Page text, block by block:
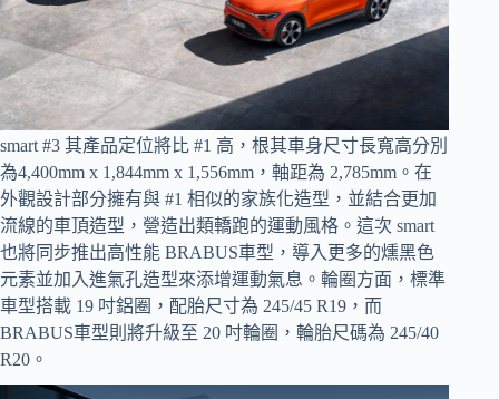
smart #3 其產品定位將比 #1 高，根其車身尺寸長寬高分別
為4,400mm x 1,844mm x 1,556mm，軸距為 2,785mm。在
外觀設計部分擁有與 #1 相似的家族化造型，並結合更加
流線的車頂造型，營造出類轎跑的運動風格。這次 smart
也將同步推出高性能 BRABUS車型，導入更多的燻黑色
元素並加入進氣孔造型來添增運動氣息。輪圈方面，標準
車型搭載 19 吋鋁圈，配胎尺寸為 245/45 R19，而
BRABUS車型則將升級至 20 吋輪圈，輪胎尺碼為 245/40
R20。